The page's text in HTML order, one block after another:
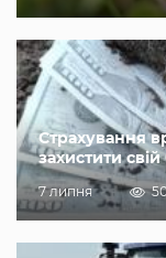
Страхування
захистити свій
7 липня